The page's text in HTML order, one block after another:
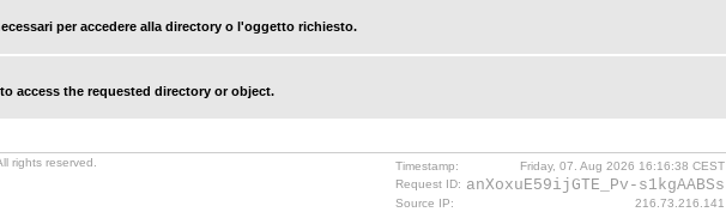
per accedere alla directory o l'oggetto richiesto.
access the requested directory or object.
rights reserved. Timestamp:
Friday, 07. Aug 2026 16:16:38 CEST
Request ID: anXoxuE59ijGTE_Pv-s1kgAABSs
Source IP:
216.73.216.141